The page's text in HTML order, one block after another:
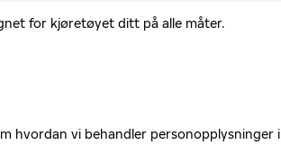
for kjøretøyet ditt på alle måter.
hvordan vi behandler personopplysninger i